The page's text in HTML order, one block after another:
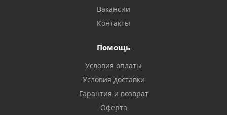
Вакансии
Контакты
Помощь
Условия оплаты
Условия доставки
Гарантия и возврат
Оферта